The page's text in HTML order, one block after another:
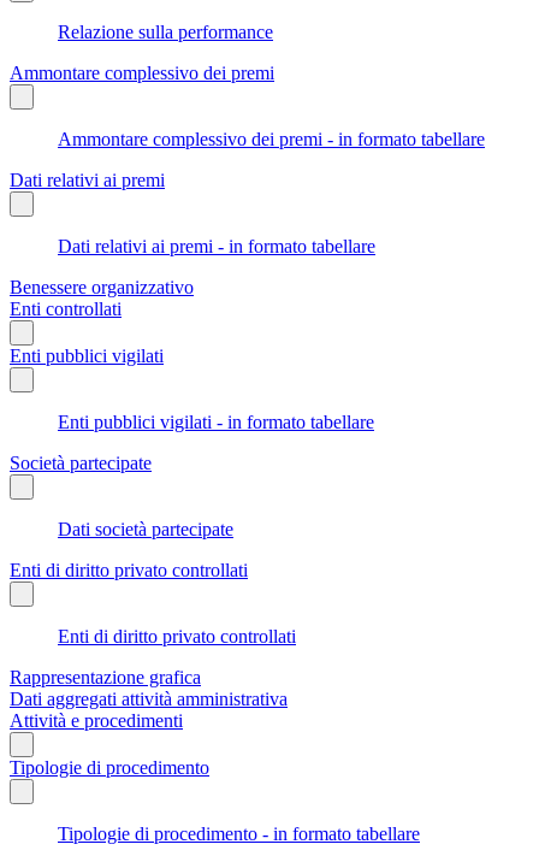
Relazione sulla performance
Ammontare complessivo dei premi
Ammontare complessivo dei premi - in formato tabellare
Dati relativi ai premi
Dati relativi ai premi - in formato tabellare
Benessere organizzativo
Enti controllati
Enti pubblici vigilati
Enti pubblici vigilati - in formato tabellare
Società partecipate
Dati società partecipate
Enti di diritto privato controllati
Enti di diritto privato controllati
Rappresentazione grafica
Dati aggregati attività amministrativa
Attività e procedimenti
Tipologie di procedimento
Tipologie di procedimento - in formato tabellare